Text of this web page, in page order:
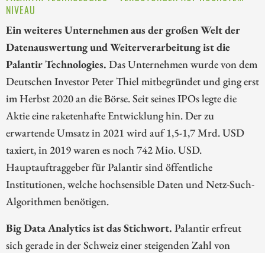
NIVEAU
Ein weiteres Unternehmen aus der großen Welt der
Datenauswertung und Weiterverarbeitung ist die
Palantir Technologies. Das Unternehmen wurde von dem
Deutschen Investor Peter Thiel mitbegründet und ging erst
im Herbst 2020 an die Börse. Seit seines IPOs legte die
Aktie eine raketenhafte Entwicklung hin. Der zu
erwartende Umsatz in 2021 wird auf 1,5-1,7 Mrd. USD
taxiert, in 2019 waren es noch 742 Mio. USD.
Hauptauftraggeber für Palantir sind öffentliche
Institutionen, welche hochsensible Daten und Netz-Such-
Algorithmen benötigen.
Big Data Analytics ist das Stichwort. Palantir erfreut
sich gerade in der Schweiz einer steigenden Zahl von